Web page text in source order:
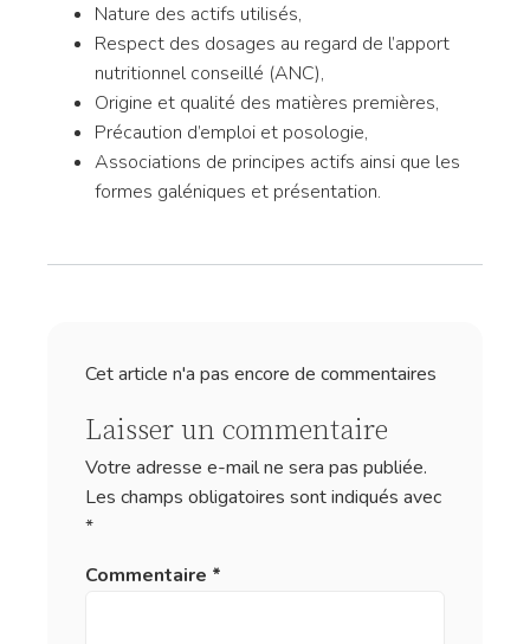
Nature des actifs utilisés,
Respect des dosages au regard de l’apport
nutritionnel conseillé (ANC),
Origine et qualité des matières premières,
Précaution d’emploi et posologie,
Associations de principes actifs ainsi que les
formes galéniques et présentation.
Cet article n'a pas encore de commentaires
Laisser un commentaire
Votre adresse e-mail ne sera pas publiée.
Les champs obligatoires sont indiqués avec
*
Commentaire *